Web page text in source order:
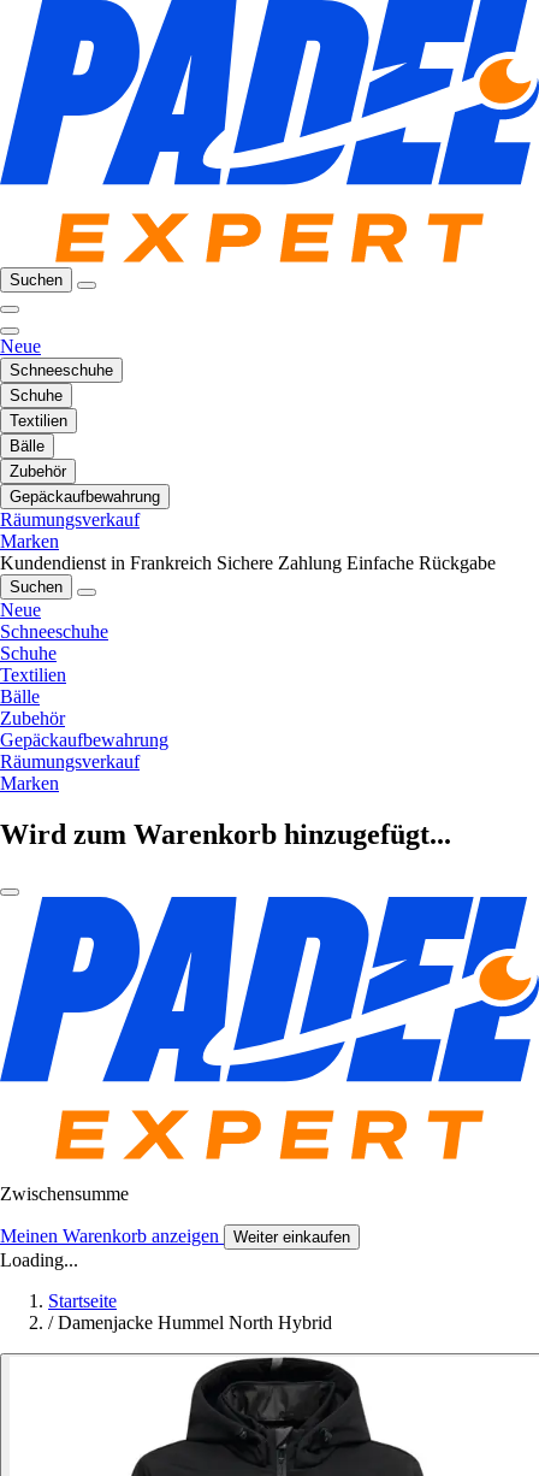
Suchen
Neue
Schneeschuhe
Schuhe
Textilien
Bälle
Zubehör
Gepäckaufbewahrung
Räumungsverkauf
Marken
Kundendienst in Frankreich Sichere Zahlung Einfache Rückgabe
Suchen
Neue
Schneeschuhe
Schuhe
Textilien
Bälle
Zubehör
Gepäckaufbewahrung
Räumungsverkauf
Marken
Wird zum Warenkorb hinzugefügt...
Zwischensumme
Meinen Warenkorb anzeigen Weiter einkaufen
Loading...
Startseite
/ Damenjacke Hummel North Hybrid